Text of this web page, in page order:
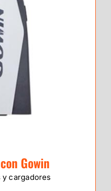
Gowin
y cargadores